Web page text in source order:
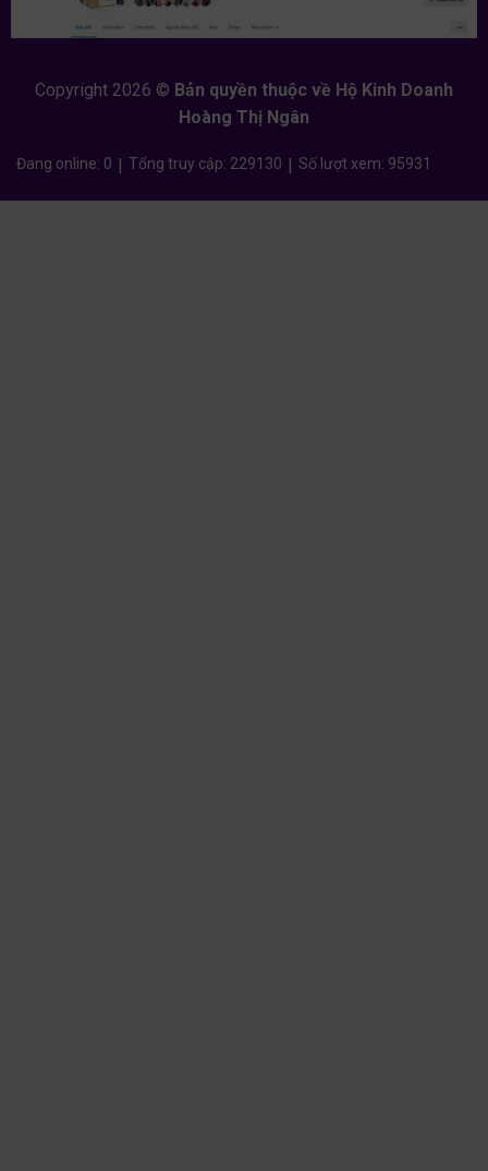
Copyright 2026 © Bản quyền thuộc về Hộ Kinh Doanh
Hoàng Thị Ngân
Đang online: 0 | Tổng truy cập: 229130 | Số lượt xem: 95931